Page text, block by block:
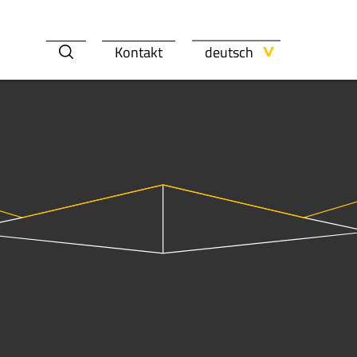
deutsch
Kontakt
Nachhaltigkeit
KARRIERE AMBITIOUS PT. YPTI